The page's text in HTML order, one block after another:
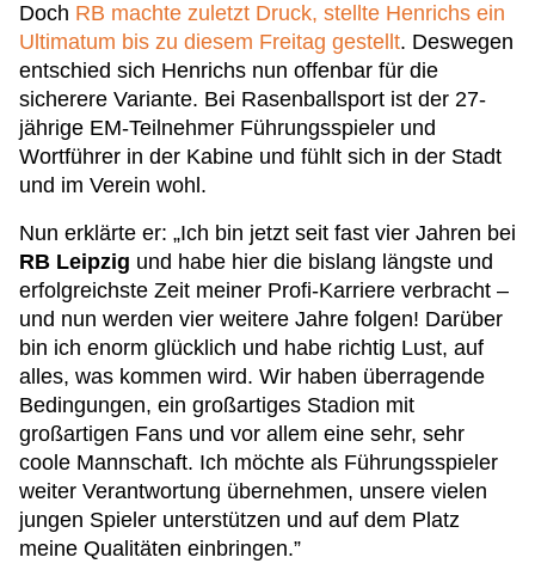
Doch RB machte zuletzt Druck, stellte Henrichs ein
Ultimatum bis zu diesem Freitag gestellt. Deswegen
entschied sich Henrichs nun offenbar für die
sicherere Variante. Bei Rasenballsport ist der 27-
jährige EM-Teilnehmer Führungsspieler und
Wortführer in der Kabine und fühlt sich in der Stadt
und im Verein wohl.
Nun erklärte er: „Ich bin jetzt seit fast vier Jahren bei
RB Leipzig und habe hier die bislang längste und
erfolgreichste Zeit meiner Profi-Karriere verbracht –
und nun werden vier weitere Jahre folgen! Darüber
bin ich enorm glücklich und habe richtig Lust, auf
alles, was kommen wird. Wir haben überragende
Bedingungen, ein großartiges Stadion mit
großartigen Fans und vor allem eine sehr, sehr
coole Mannschaft. Ich möchte als Führungsspieler
weiter Verantwortung übernehmen, unsere vielen
jungen Spieler unterstützen und auf dem Platz
meine Qualitäten einbringen.”